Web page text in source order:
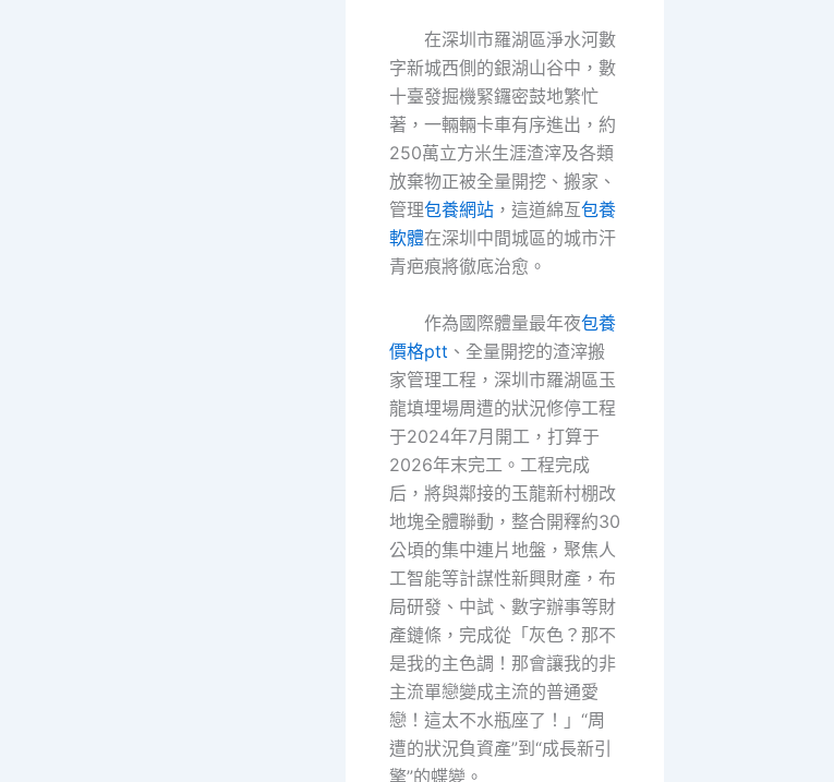
在深圳市羅湖區淨水河數
字新城西側的銀湖山谷中，數
十臺發掘機緊鑼密鼓地繁忙
著，一輛輛卡車有序進出，約
250萬立方米生涯渣滓及各類
放棄物正被全量開挖、搬家、
管理包養網站 ，這道綿亙包養
軟體在深圳中間城區的城市汗
青疤痕將徹底治愈。
作為國際體量最年夜包養
價格ptt 、全量開挖的渣滓搬
家管理工程，深圳市羅湖區玉
龍填埋場周遭的狀況修停工程
于2024年7月開工，打算于
2026年末完工。工程完成
后，將與鄰接的玉龍新村棚改
地塊全體聯動，整合開釋約30
公頃的集中連片地盤，聚焦人
工智能等計謀性新興財產，布
局研發、中試、數字辦事等財
產鏈條，完成從「灰色？那不
是我的主色調！那會讓我的非
主流單戀變成主流的普通愛
戀！這太不水瓶座了！」“周
遭的狀況負資產”到“成長新引
擎”的蝶變。